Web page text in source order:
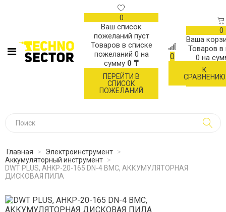
0
Ваш список
пожеланий пуст
Товаров в списке
пожеланий 0 на
сумму 0 ₸
ПЕРЕЙТИ В
СПИСОК
ПОЖЕЛАНИЙ
0
К
СРАВНЕНИЮ
0
Ваша
Товаров в
0 на
Главная > Электроинструмент >
Аккумуляторный инструмент >
DWT PLUS, AHKP-20-165 DN-4 BMC, АККУМУЛЯТОРНАЯ
ДИСКОВАЯ ПИЛА